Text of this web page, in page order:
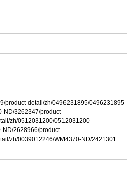
product-detail/zh/0496231895/0496231895-
ND/3262347/product-
zh/0512031200/0512031200-
ND/2628966/product-
zh/0039012246/WM4370-ND/2421301